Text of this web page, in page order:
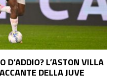
LUCUMÌ: SE NON ARRIVA
FIRMERÀ A ZERO LA